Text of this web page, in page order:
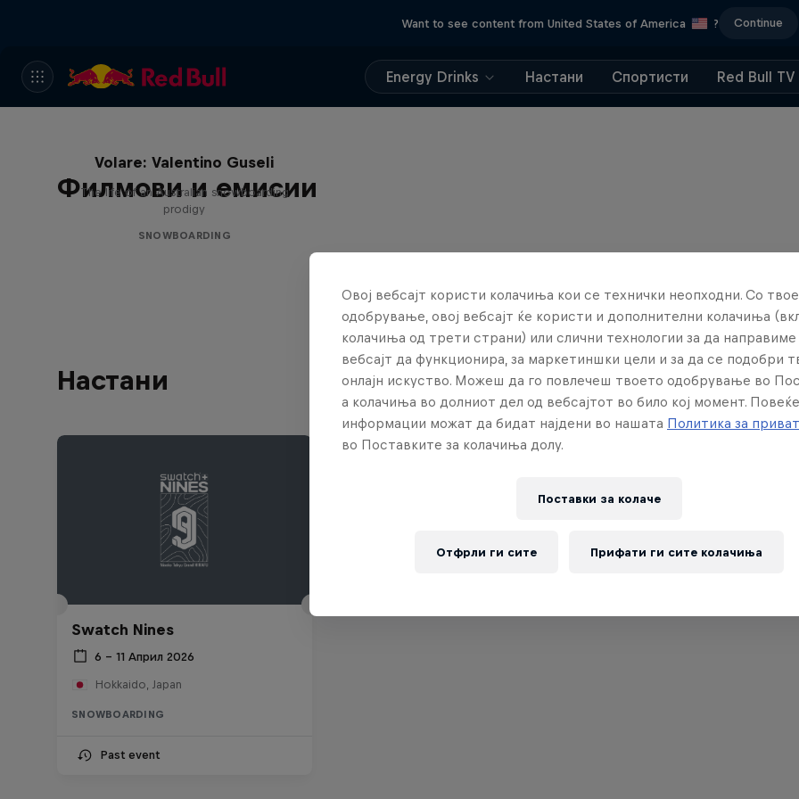
Want to see content from United States of America ? Continue
Energy Drinks Настани Спортисти Red Bull TV
Филмови и емисии
Volare: Valentino Guseli
The life of an Australian snowboarding
prodigy
SNOWBOARDING
Настани
Swatch Nines
6 – 11 Април 2026
Hokkaido, Japan
SNOWBOARDING
Past event
Овој вебсајт користи колачиња кои се технички неопходни. Со твое
одобрување, овој вебсајт ќе користи и дополнителни колачиња
колачиња од трети страни) или слични технологии за да
вебсајт да функционира, за маркетиншки цели и за да се подобри
онлајн искуство. Можеш да го повлечеш твоето одобрување во
а колачиња во долниот дел од вебсајтот во било кој момент. Повеќе
информации можат да бидат најдени во нашата Политика за
во Поставките за колачиња долу.
Поставки за колачe
Отфрли ги сите Прифати ги сите колачиња